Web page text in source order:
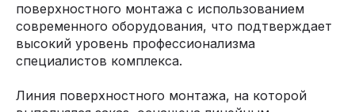
поверхностного монтажа с использованием
современного оборудования, что подтверждает
высокий уровень профессионализма
специалистов комплекса.
Линия поверхностного монтажа, на которой